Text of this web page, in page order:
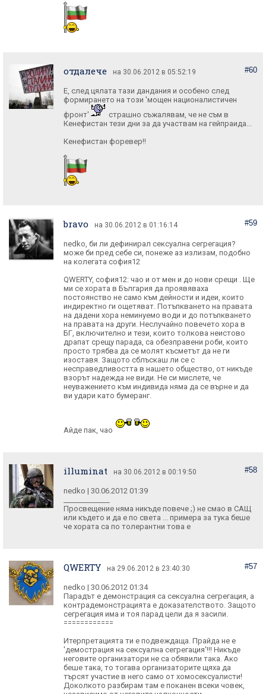
отдалече на 30.06.2012 в 05:52:19 #60
E, след цялата тази дандания и особено след
формирането на този 'мощен националистичен
фронт'
страшно съжалявам, че не съм в
Кенефистан тези дни за да участвам на гейпраида...
Кенефистан форевер!!
bravo на 30.06.2012 в 01:16:14 #59
nedko, би ли дефинирал сексуална сегрегация?
може би пред себе си, понеже аз излизам, подобно
на колегата софия12
QWERTY, софия12: чао и от мен и до нови срещи . Ще
ми се хората в България да проявяваха
постоянство не само към дейности и идеи, които
индиректно ги ощетяват. Потъпкването на правата
на дадени хора неминуемо води и до потъпкването
на правата на други. Неслучайно повечето хора в
БГ, включително и тези, които толкова неистово
драпат срещу парада, са обезправени роби, които
просто трябва да се молят късметът да не ги
изоставя. Защото сблъскаш ли се с
несправедливостта в нашето общество, от никъде
взорът надежда не види. Не си мислете, че
неуважението към индивида няма да се върне и да
ви удари като бумеранг.
Айде пак, чао
illuminat на 30.06.2012 в 00:19:50 #58
nedko | 30.06.2012 01:39
Просвещение няма никъде повече ;) не смао в САЩ
или където и да е по света ... примера за тука беше
че хората са по толерантни това е
QWERTY на 29.06.2012 в 23:40:30 #57
nedko | 30.06.2012 01:34
Парадът е демонстрация са сексуална сегрегация, а
контрадемонстрацията е доказателството. Защото
сегрегация има и тоя парад цели да я засили.
============
Итерпретацията ти е подвеждаща. Прайда не е
'демострация на сексуална сегрегация'!!! Никъде
неговите организатори не са обявили така. Ако
беше така, то тогава организаторите щяха да
търсят участие в него само от хомосексуалисти!
Доколкото разбирам там е поканен всеки човек,